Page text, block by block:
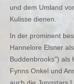
und dem Umland
Kulisse dienen.
In der prominent
Hannelore Elsner
Buddenbrooks") als
Fynns Onkel und